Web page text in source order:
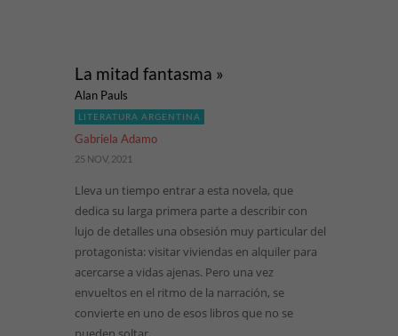
La mitad fantasma »
Alan Pauls
LITERATURA ARGENTINA
Gabriela Adamo
25 NOV, 2021
Lleva un tiempo entrar a esta novela, que
dedica su larga primera parte a describir con
lujo de detalles una obsesión muy particular del
protagonista: visitar viviendas en alquiler para
acercarse a vidas ajenas. Pero una vez
envueltos en el ritmo de la narración, se
convierte en uno de esos libros que no se